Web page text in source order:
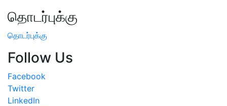
தொடர்புக்கு
தொடர்புக்கு
Follow Us
Facebook
Twitter
LinkedIn